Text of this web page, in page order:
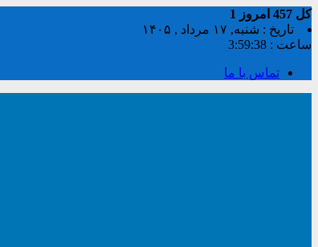
کل امروز
1
تاریخ : شنبه, ۱۷ مرداد , ۱۴۰۵
ساعت : 3:59:38
تماس با ما